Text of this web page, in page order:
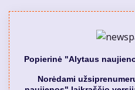
Popierinė "Alytaus
Norėdami